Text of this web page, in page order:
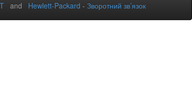
and Hewlett-Packard - Зворотний зв’язок